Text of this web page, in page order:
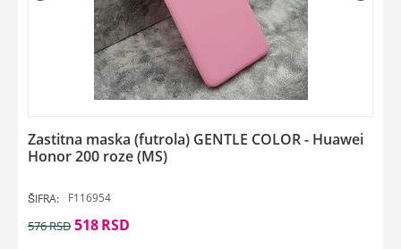
Zastitna maska (futrola) GENTLE COLOR - Huawei
Honor 200 roze (MS)
ŠIFRA: F116954
576RSD 518RSD